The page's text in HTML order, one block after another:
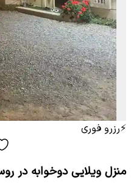
⚡رزرو فوری
منزل ویلایی دوخوابه در